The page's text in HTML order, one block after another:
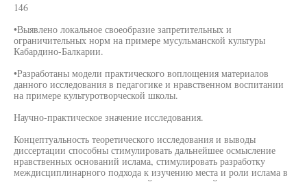
146
•Выявлено локальное своеобразие запретительных и
ограничительных норм на примере мусульманской культуры
Кабардино-Балкарии.
•Разработаны модели практического воплощения материалов
данного исследования в педагогике и нравственном воспитании
на примере культуротворческой школы.
Научно-практическое значение исследования.
Концептуальность теоретического исследования и выводы
диссертации способны стимулировать дальнейшее осмысление
нравственных оснований ислама, стимулировать разработку
междисциплинарного подхода к изучению места и роли ислама в